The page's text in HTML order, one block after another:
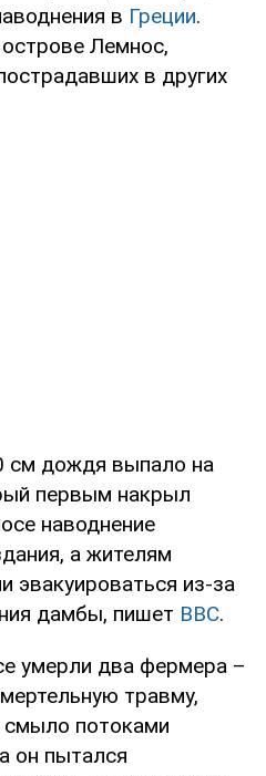
в Греции.
Лемнос,
в других
см дождя выпало на
первым накрыл
наводнение
а жителям
эвакуироваться из-за
дамбы, пишет BBC.
умерли два фермера –
травму,
смыло потоками
он пытался